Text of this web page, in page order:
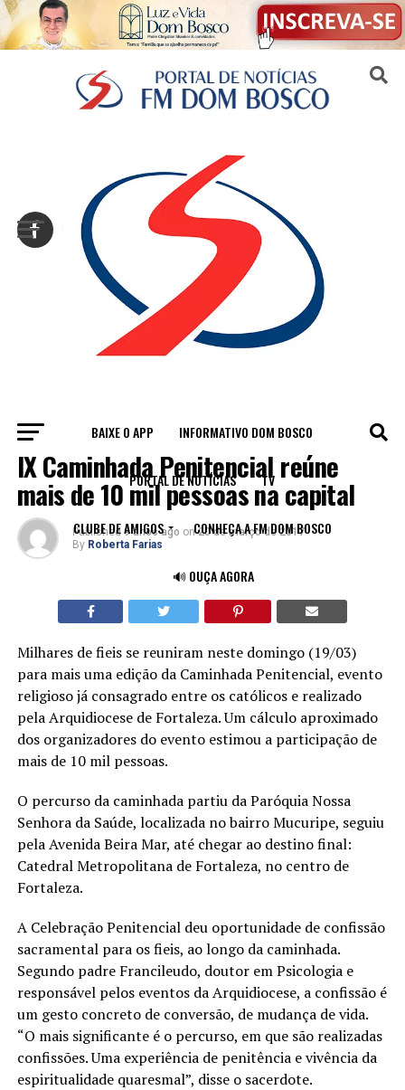
BAIXE O APP INFORMATIVO DOM BOSCO
PORTAL DE NOTÍCIAS TV
CLUBE DE AMIGOS CONHEÇA A FM DOM BOSCO
🔊 OUÇA AGORA
NOTÍCIAS
IX Caminhada Penitencial reúne
mais de 10 mil pessoas na capital
Published 9 anos ago on 20 de março de 2017
By Roberta Farias
Milhares de fieis se reuniram neste domingo (19/03)
para mais uma edição da Caminhada Penitencial, evento
religioso já consagrado entre os católicos e realizado
pela Arquidiocese de Fortaleza. Um cálculo aproximado
dos organizadores do evento estimou a participação de
mais de 10 mil pessoas.
O percurso da caminhada partiu da Paróquia Nossa
Senhora da Saúde, localizada no bairro Mucuripe, seguiu
pela Avenida Beira Mar, até chegar ao destino final:
Catedral Metropolitana de Fortaleza, no centro de
Fortaleza.
A Celebração Penitencial deu oportunidade de confissão
sacramental para os fieis, ao longo da caminhada.
Segundo padre Francileudo, doutor em Psicologia e
responsável pelos eventos da Arquidiocese, a confissão é
um gesto concreto de conversão, de mudança de vida.
“O mais significante é o percurso, em que são realizadas
confissões. Uma experiência de penitência e vivência da
espiritualidade quaresmal”, disse o sacerdote.
Sair da versão mobile